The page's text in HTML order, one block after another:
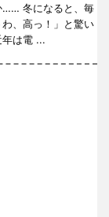
…… 冬になると、毎
、高っ！」と驚い
年は電 ...